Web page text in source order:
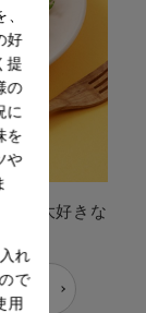
の大好きな
好
提
の
に
を
や
れ
で
用